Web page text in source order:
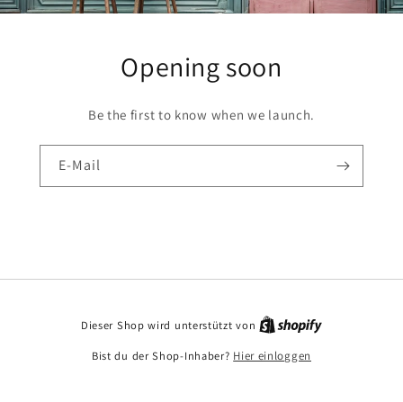
Opening soon
Be the first to know when we launch.
E-Mail
Dieser Shop wird unterstützt von
Bist du der Shop-Inhaber? Hier einloggen